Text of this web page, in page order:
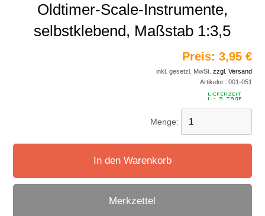
Oldtimer-Scale-Instrumente,
selbstklebend, Maßstab 1:3,5
Preis: 3,95 €
inkl. gesetzl. MwSt. zzgl. Versand
Artikelnr.: 001-051
Menge:
In den Warenkorb
Merkzettel